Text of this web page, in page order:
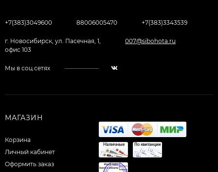
+7(383)3049600 88006005470 +7(383)3343539
г. Новосибирск, ул. Пасечная, 1,
офис 103
007@sibohota.ru
Мы в соц.сетях
МАГАЗИН
Корзина
Личный кабинет
Оформить заказ